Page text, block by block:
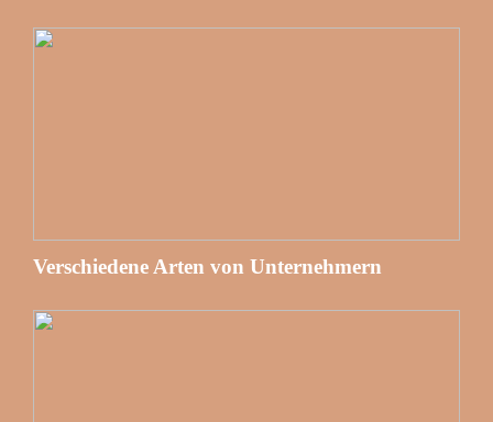
Verschiedene Arten von Unternehmern